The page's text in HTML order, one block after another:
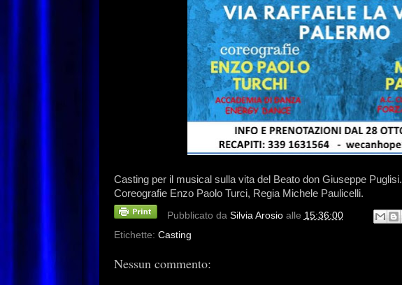
Casting per il musical sulla vita del Beato don Giuseppe Puglisi.
Coreografie Enzo Paolo Turci, Regia Michele Paulicelli.
Pubblicato da Silvia Arosio alle 15:36:00
Etichette: Casting
Nessun commento: